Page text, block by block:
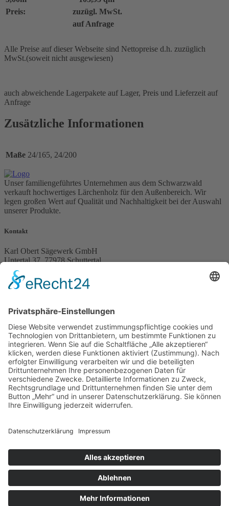
Preis:
zuzügl. MwSt.
auf Anfrage
Alle Preise auf dieser Webseite sind Nettopreise d.h. zuzüglich
MwSt.(soweit nicht ausgewiesen)
auch abweichende Lagerpakete auf Lager, Preis und Lieferzeit auf
Anfrage
Zusätzliche Informationen
Maße 24/165, 24/200
Unser familiengeführtes Unternehmen aus dem Schwarzwald
verkauft hochwertiges Lärchenholz für den Außenbereich. Wir
legen großen Wert auf Qualität und Nachhaltigkeit bei der Auswahl
unserer Produkte.
Kontakt
Karl Obert Sägewerk GmbH
Untertal 37, 77978 Schuttertal
obert@laerchen.de
Tel.:
07823-2055
Kontaktformular
SOCIAL MEDIA
menu
Home
Produkte
Umwelt
Unternehmen
Impressum
Cookie-Einstellungen
Karl Obert Sägewerk GmbH; 2026. All rights reserved.